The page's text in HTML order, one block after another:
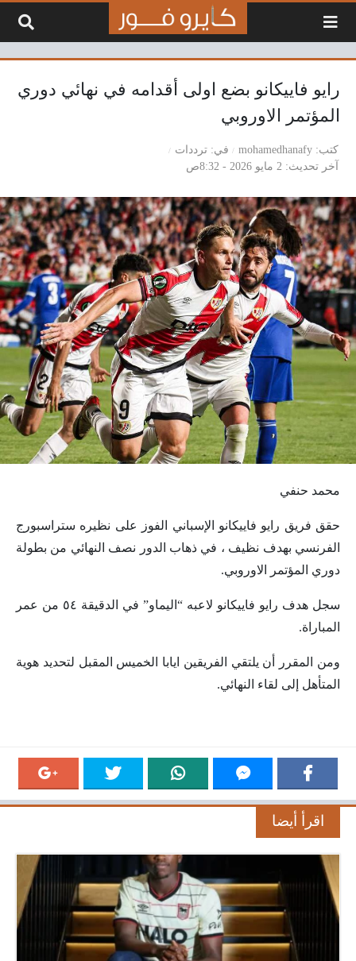
رايو فاييكانو بضع اولى أقدامه في نهائي دوري
المؤتمر الاوروبي
كتب mohamedhanafy في ترددات
آخر تحديث
2 مايو 2026 - 8:32ص
محمد حنفي
حقق فريق رايو فاييكانو الإسباني الفوز على نظيره ستراسبورج
الفرنسي بهدف نظيف ، في ذهاب الدور نصف النهائي من بطولة
دوري المؤتمر الاوروبي.
سجل هدف رايو فاييكانو لاعبه “اليماو” في الدقيقة ٥٤ من عمر
المباراة.
ومن المقرر أن يلتقي الفريقين ايابا الخميس المقبل لتحديد هوية
المتأهل إلى لقاء النهائي.
اقرأ أيضا